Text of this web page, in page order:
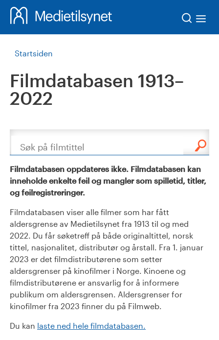
Startsiden
Filmdatabasen 1913–
2022
Søk
Filmdatabasen oppdateres ikke. Filmdatabasen kan
inneholde enkelte feil og mangler som spilletid, titler,
og feilregistreringer.
Filmdatabasen viser alle filmer som har fått
aldersgrense av Medietilsynet fra 1913 til og med
2022. Du får søketreff på både originaltittel, norsk
tittel, nasjonalitet, distributør og årstall. Fra 1. januar
2023 er det filmdistributørene som setter
aldersgrenser på kinofilmer i Norge. Kinoene og
filmdistributørene er ansvarlig for å informere
publikum om aldersgrensen. Aldersgrenser for
kinofilmer fra 2023 finner du på Filmweb.
Du kan laste ned hele filmdatabasen.